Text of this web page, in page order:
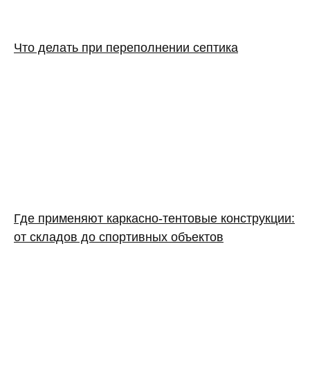
Что делать при переполнении септика
Где применяют каркасно‑тентовые конструкции:
от складов до спортивных объектов